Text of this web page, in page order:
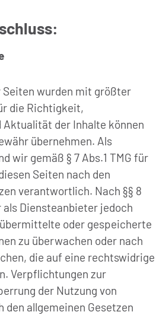
Seiten wurden mit größter
die Richtigkeit,
der Inhalte können
übernehmen. Als
wir gemäß § 7 Abs.1 TMG für
Seiten nach den
verantwortlich. Nach §§ 8
als Diensteanbieter jedoch
oder gespeicherte
zu überwachen oder nach
die auf eine rechtswidrige
Verpflichtungen zur
der Nutzung von
den allgemeinen Gesetzen